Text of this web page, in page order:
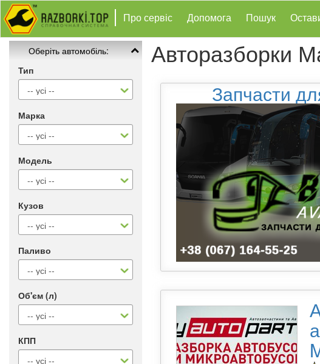
Про сервіс Допомога Пошук
Оберіть автомобіль:
Тип
Марка
Модель
Кузов
Паливо
Об'єм (л)
КПП
Авторазборки
Запчасти